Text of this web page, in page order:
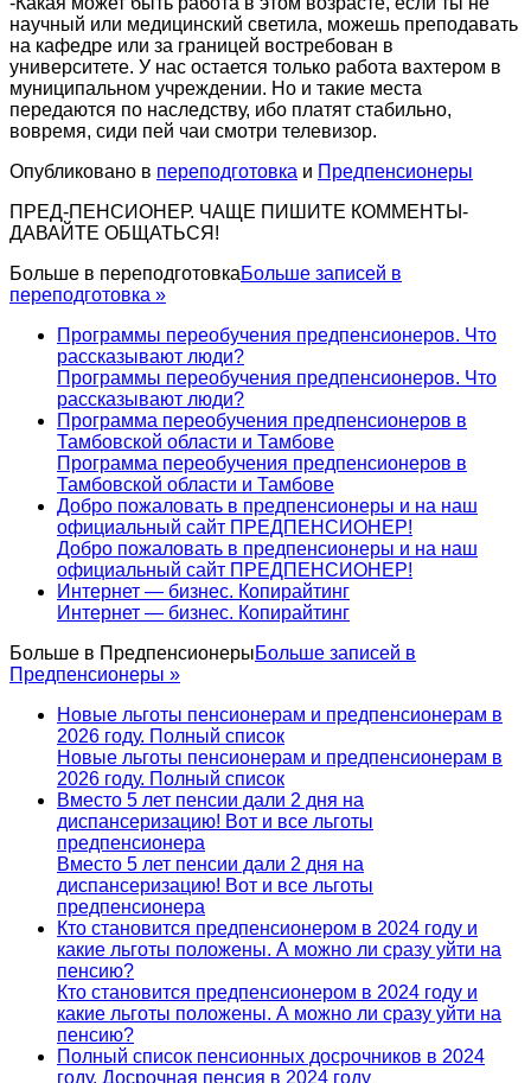
научный или медицинский светила, можешь преподавать
на кафедре или за границей востребован в
университете. У нас остается только работа вахтером в
муниципальном учреждении. Но и такие места
передаются по наследству, ибо платят стабильно,
вовремя, сиди пей чаи смотри телевизор.
Опубликовано в переподготовка и Предпенсионеры
ПРЕД-ПЕНСИОНЕР. ЧАЩЕ ПИШИТЕ КОММЕНТЫ-
ДАВАЙТЕ ОБЩАТЬСЯ!
Больше в переподготовкаБольше записей в
переподготовка »
Программы переобучения предпенсионеров. Что
рассказывают люди?
Программы переобучения предпенсионеров. Что
рассказывают люди?
Программа переобучения предпенсионеров в
Тамбовской области и Тамбове
Программа переобучения предпенсионеров в
Тамбовской области и Тамбове
Добро пожаловать в предпенсионеры и на наш
официальный сайт ПРЕДПЕНСИОНЕР!
Добро пожаловать в предпенсионеры и на наш
официальный сайт ПРЕДПЕНСИОНЕР!
Интернет — бизнес. Копирайтинг
Интернет — бизнес. Копирайтинг
Больше в ПредпенсионерыБольше записей в
Предпенсионеры »
Новые льготы пенсионерам и предпенсионерам в
2026 году. Полный список
Новые льготы пенсионерам и предпенсионерам в
2026 году. Полный список
Вместо 5 лет пенсии дали 2 дня на
диспансеризацию! Вот и все льготы
предпенсионера
Вместо 5 лет пенсии дали 2 дня на
диспансеризацию! Вот и все льготы
предпенсионера
Кто становится предпенсионером в 2024 году и
какие льготы положены. А можно ли сразу уйти на
пенсию?
Кто становится предпенсионером в 2024 году и
какие льготы положены. А можно ли сразу уйти на
пенсию?
Полный список пенсионных досрочников в 2024
году. Досрочная пенсия в 2024 году